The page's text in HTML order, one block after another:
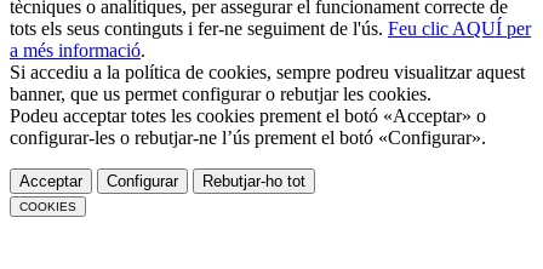
tècniques o analítiques, per assegurar el funcionament correcte de
tots els seus continguts i fer-ne seguiment de l'ús. Feu clic AQUÍ per
a més informació.
Si accediu a la política de cookies, sempre podreu visualitzar aquest
banner, que us permet configurar o rebutjar les cookies.
Podeu acceptar totes les cookies prement el botó «Acceptar» o
configurar-les o rebutjar-ne l’ús prement el botó «Configurar».
Acceptar Configurar Rebutjar-ho tot
COOKIES